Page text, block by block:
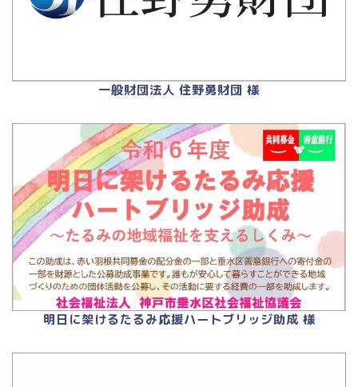
一般財団法人 住野勇財団 様
明日に架けるたるみ応援ハートブリッジ助成 様